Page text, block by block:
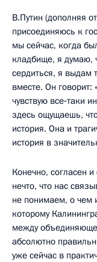
В.Путин (дополняя
присоединяюсь к
мы сейчас, когда
кладбище, я думаю,
сердиться, я выдам
вместе. Он говорит:
чувствую все‑таки
здесь ощущаешь,
история. Она и
история в
Конечно, согласен
нечто, что нас
не понимаем, о чем
которому
между
абсолютно
уже сейчас в